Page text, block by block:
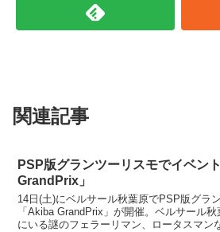
関連記事
PSP版グランツーリスモでイベン
GrandPrix」
14日(土)にベルサール秋葉原でPSP版グラ
「Akiba GrandPrix」が開催。ベルサール
にいる謎のフェラーリマン、ロータスマン